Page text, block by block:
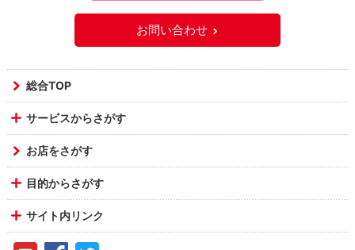
お問い合わせ
総合TOP
サービスからさがす
お店をさがす
目的からさがす
サイト内リンク